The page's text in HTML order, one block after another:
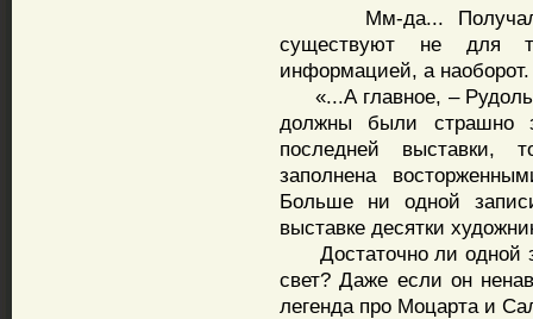
Мм-да...
существуют не для
информацией, а
«...А главное, –
должны были страшно
последней выставки,
заполнена
Больше ни одной
выставке десятки
Достаточно ли одной
свет? Даже если он
легенда про Моцарта и